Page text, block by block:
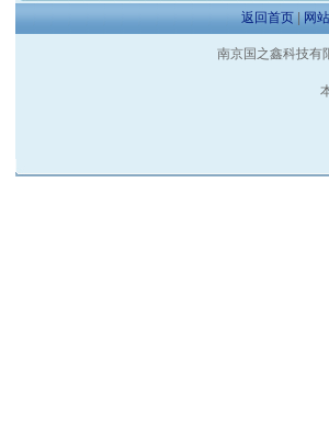
返回首页| 网
南京国之鑫科技有